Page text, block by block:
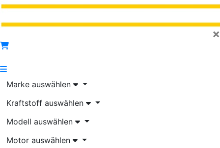
×
Marke auswählen
Kraftstoff auswählen
Modell auswählen
Motor auswählen